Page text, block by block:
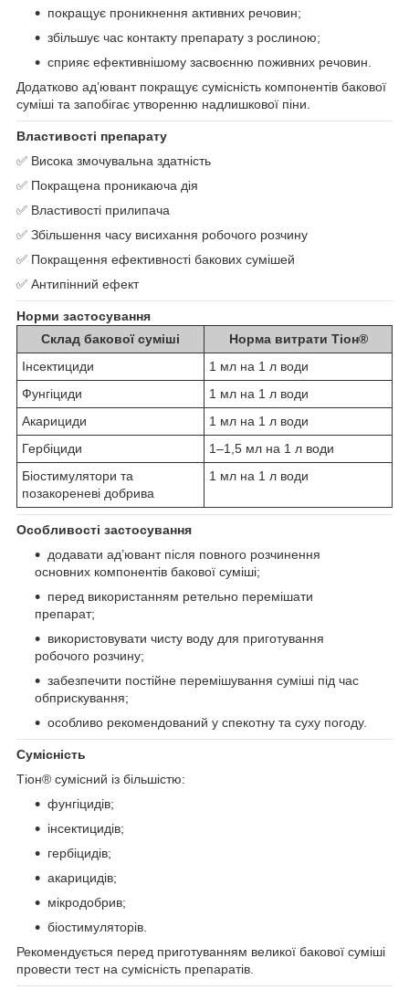
покращує проникнення активних речовин;
збільшує час контакту препарату з рослиною;
сприяє ефективнішому засвоєнню поживних речовин.
Додатково ад’ювант покращує сумісність компонентів бакової
суміші та запобігає утворенню надлишкової піни.
Властивості препарату
✅ Висока змочувальна здатність
✅ Покращена проникаюча дія
✅ Властивості прилипача
✅ Збільшення часу висихання робочого розчину
✅ Покращення ефективності бакових сумішей
✅ Антипінний ефект
Норми застосування
Склад бакової суміші
Норма витрати Тіон®
Інсектициди
1 мл на 1 л води
Фунгіциди
1 мл на 1 л води
Акарициди
1 мл на 1 л води
Гербіциди
1–1,5 мл на 1 л води
Біостимулятори та
позакореневі добрива
1 мл на 1 л води
Особливості застосування
додавати ад’ювант після повного розчинення
основних компонентів бакової суміші;
перед використанням ретельно перемішати
препарат;
використовувати чисту воду для приготування
робочого розчину;
забезпечити постійне перемішування суміші під час
обприскування;
особливо рекомендований у спекотну та суху погоду.
Сумісність
Тіон® сумісний із більшістю:
фунгіцидів;
інсектицидів;
гербіцидів;
акарицидів;
мікродобрив;
біостимуляторів.
Рекомендується перед приготуванням великої бакової суміші
провести тест на сумісність препаратів.